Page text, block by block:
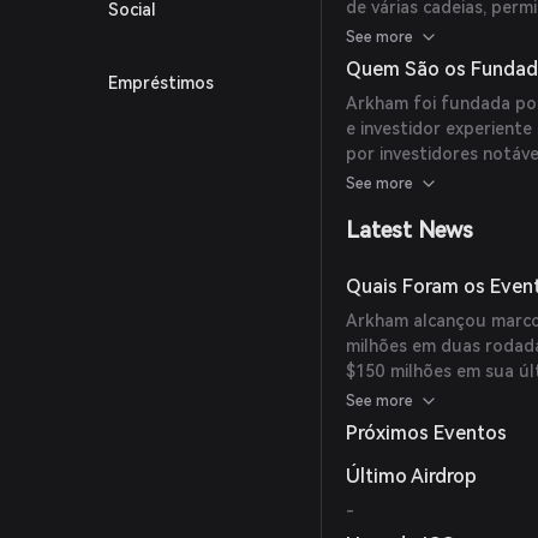
Social
Empréstimos
de várias cadeias,
a partir de uma visão
Arkham Intel
sua inteligência
See more
Quem São os
Arkham foi fundada
e investidor
por investidores
Group. O Diretor de
engenheiro de software
See more
Latest News
Quais Foram os
Arkham alcançou
milhões em duas
$150 milhões em sua
proeminentes como
Lonsdale (8VC)
See more
Próximos Eventos
Último Airdrop
-